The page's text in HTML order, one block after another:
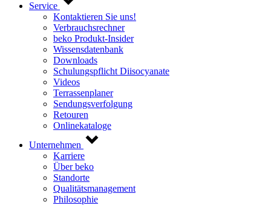
Service
Kontaktieren Sie uns!
Verbrauchsrechner
beko Produkt-Insider
Wissensdatenbank
Downloads
Schulungspflicht Diisocyanate
Videos
Terrassenplaner
Sendungsverfolgung
Retouren
Onlinekataloge
Unternehmen
Karriere
Über beko
Standorte
Qualitätsmanagement
Philosophie